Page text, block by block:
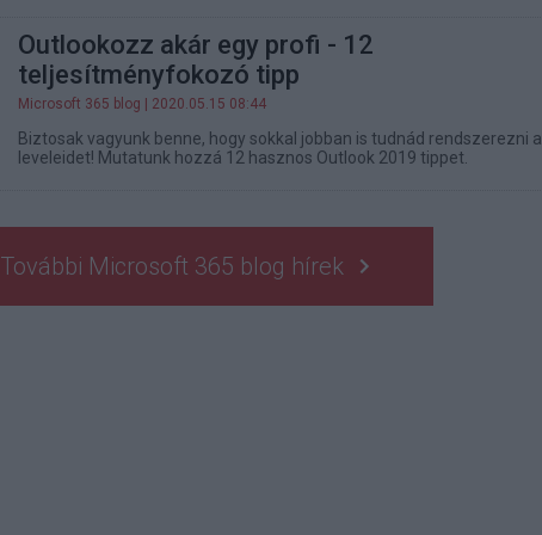
Outlookozz akár egy profi - 12
teljesítményfokozó tipp
Microsoft 365 blog | 2020.05.15 08:44
Biztosak vagyunk benne, hogy sokkal jobban is tudnád rendszerezni a
leveleidet! Mutatunk hozzá 12 hasznos Outlook 2019 tippet.
További Microsoft 365 blog hírek